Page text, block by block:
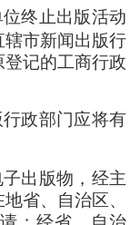
终止出版活动
市新闻出版行
登记的工商行政
政部门应将有
出版物 ， 经主
省、自治区、